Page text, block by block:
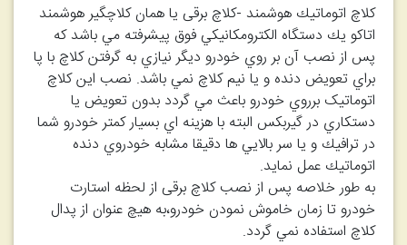
كلاچ اتوماتيك هوشمند -کلاچ برقی یا همان کلاچگیر هوشمند
اتاکو يك دستگاه الكترومكانيكي فوق پيشرفته مي باشد كه
پس از نصب آن بر روي خودرو ديگر نيازي به گرفتن كلاچ با پا
براي تعويض دنده و يا نيم كلاچ نمي باشد. نصب اين کلاچ
اتوماتیک برروي خودرو باعث مي گردد بدون تعويض يا
دستكاري در گيربكس البته با هزينه اي بسيار كمتر خودرو شما
در ترافيك و يا سر بالايي ها دقيقا مشابه خودروي دنده
اتوماتيك عمل نمايد.
به طور خلاصه پس از نصب کلاچ برقی از لحظه استارت
خودرو تا زمان خاموش نمودن خودرو،به هيچ عنوان از پدال
كلاچ استفاده نمي گردد.